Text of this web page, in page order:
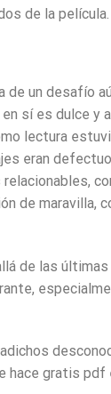
de la película.
un desafío
sí es dulce y
lectura
eran
de
de las
hace gratis